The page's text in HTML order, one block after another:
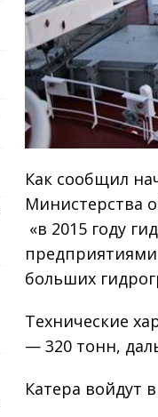
Как сообщил
Министерства
«в 2015 году
больших
Технические
— 320 тонн,
Катера войдут